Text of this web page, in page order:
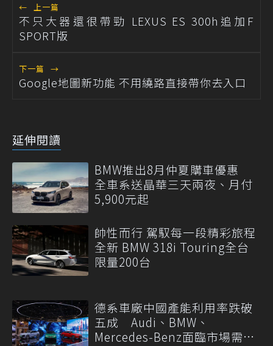
← 上一篇
不只大器還很帶勁 LEXUS ES 300h追加F
SPORT版
下一篇 →
Google地圖新功能 不用繞路直接帶你去入口
延伸閱讀
BMW推出8月仲夏購車優惠
全車系送晶華三天兩夜、月付
5,900元起
帥性而行 駕馭每一段精彩旅程
全新 BMW 318i Touring全台
限量200台
德系車廠中國產能利用率跌破
五成 Audi、BMW、
Mercedes-Benz面臨市場需求